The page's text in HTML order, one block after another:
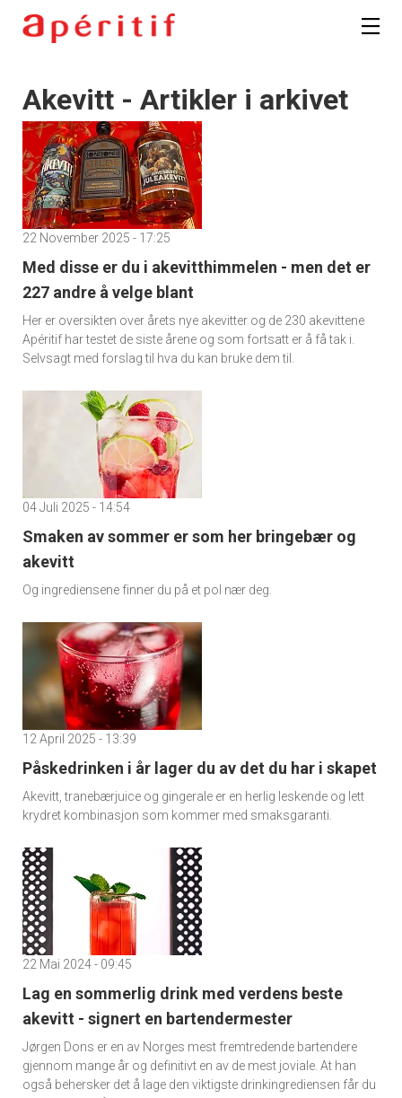
Akevitt - Artikler i arkivet
22 November 2025 - 17:25
Med disse er du i akevitthimmelen - men det er
227 andre å velge blant
Her er oversikten over årets nye akevitter og de 230 akevittene
Apéritif har testet de siste årene og som fortsatt er å få tak i.
Selvsagt med forslag til hva du kan bruke dem til.
04 Juli 2025 - 14:54
Smaken av sommer er som her bringebær og
akevitt
Og ingrediensene finner du på et pol nær deg.
12 April 2025 - 13:39
Påskedrinken i år lager du av det du har i skapet
Akevitt, tranebærjuice og gingerale er en herlig leskende og lett
krydret kombinasjon som kommer med smaksgaranti.
22 Mai 2024 - 09:45
Lag en sommerlig drink med verdens beste
akevitt - signert en bartendermester
Jørgen Dons er en av Norges mest fremtredende bartendere
gjennom mange år og definitivt en av de mest joviale. At han
også behersker det å lage den viktigste drinkingrediensen får du